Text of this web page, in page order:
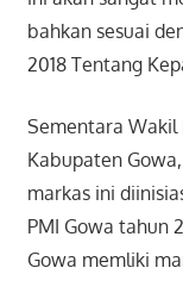
bahkan sesuai
2018 Tentang
Sementara Wakil
Kabupaten
markas ini
PMI Gowa tahun
Gowa memliki